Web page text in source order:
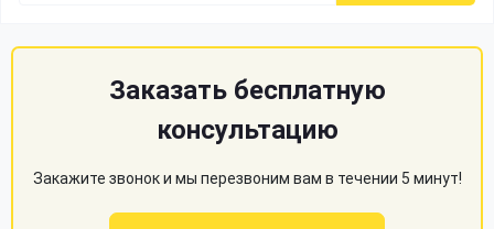
Заказать бесплатную
консультацию
Закажите звонок и мы перезвоним вам в течении 5 минут!